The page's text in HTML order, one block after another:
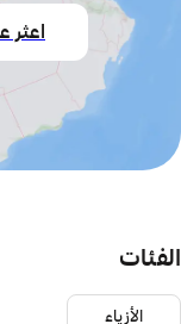
اعثر
الفئات
الأزياء